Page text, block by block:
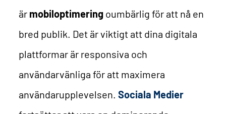
är mobiloptimering oumbärlig för att nå en
bred publik. Det är viktigt att dina digitala
plattformar är responsiva och
användarvänliga för att maximera
användarupplevelsen. Sociala Medier